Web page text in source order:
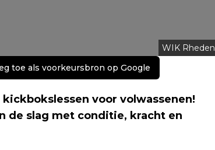
WIK Rheden
toe als voorkeursbron op Google
voor volwassenen!
de slag met conditie, kracht en